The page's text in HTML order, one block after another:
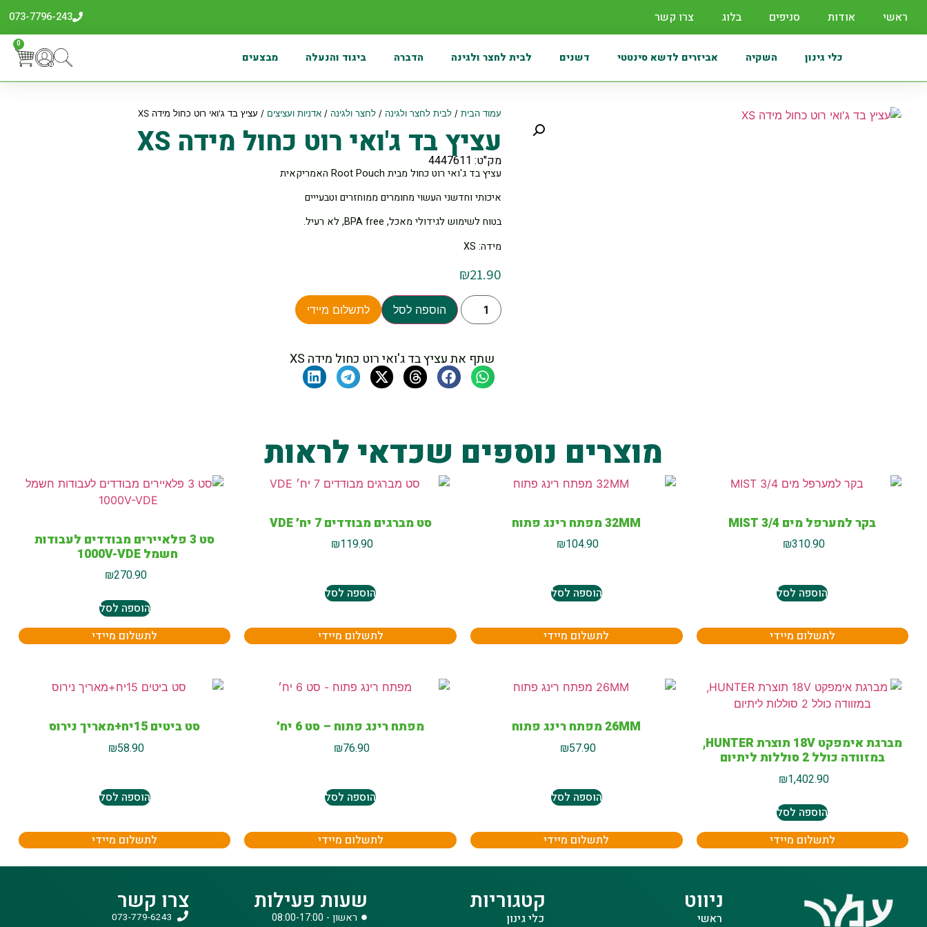
ראשי אודות סניפים בלוג צרו קשר 073-7796-243
כלי גינון השקיה אביזרים לדשא סינטטי דשנים לבית לחצר ולגינה הדברה ביגוד והנעלה מבצעים
0
עמוד הבית /לבית לחצר ולגינה /לחצר ולגינה /אדניות ועציצים / עציץ בד ג'ואי רוט כחול מידה XS
עציץ בד ג'ואי רוט כחול מידה XS
מק"ט: 4447611
עציץ בד ג'ואי רוט כחול מבית Root Pouch האמריקאית
איכותי וחדשני העשוי מחומרים ממוחזרים וטבעייים
בטוח לשימוש לגידולי מאכל, BPA free, לא רעיל.
מידה: XS
₪21.90
הוספה לסל לתשלום מיידי
שתף את עציץ בד ג'ואי רוט כחול מידה XS
מוצרים נוספים שכדאי לראות
בקר למערפל מים MIST 3/4
₪310.90
הוספה לסל
לתשלום מיידי
32MM מפתח רינג פתוח
₪104.90
הוספה לסל
לתשלום מיידי
סט מברגים מבודדים 7 יח׳ VDE
₪119.90
הוספה לסל
לתשלום מיידי
סט 3 פלאיירים מבודדים לעבודות
חשמל 1000V-VDE
₪270.90
הוספה לסל
לתשלום מיידי
מברגת אימפקט 18V תוצרת HUNTER,
במזוודה כולל 2 סוללות ליתיום
₪1,402.90
הוספה לסל
לתשלום מיידי
26MM מפתח רינג פתוח
₪57.90
הוספה לסל
לתשלום מיידי
מפתח רינג פתוח – סט 6 יח׳
₪76.90
הוספה לסל
לתשלום מיידי
סט ביטים 15יח+מאריך נירוס
₪58.90
הוספה לסל
לתשלום מיידי
ניווט
ראשי
קטגוריות
כלי גינון
שעות פעילות
ראשון - 08:00-17:00
צרו קשר
073-779-6243